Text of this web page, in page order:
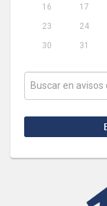
16
17
23
24
30
31